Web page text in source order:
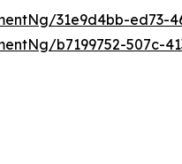
31e9d4bb-ed73-
b7199752-507c-